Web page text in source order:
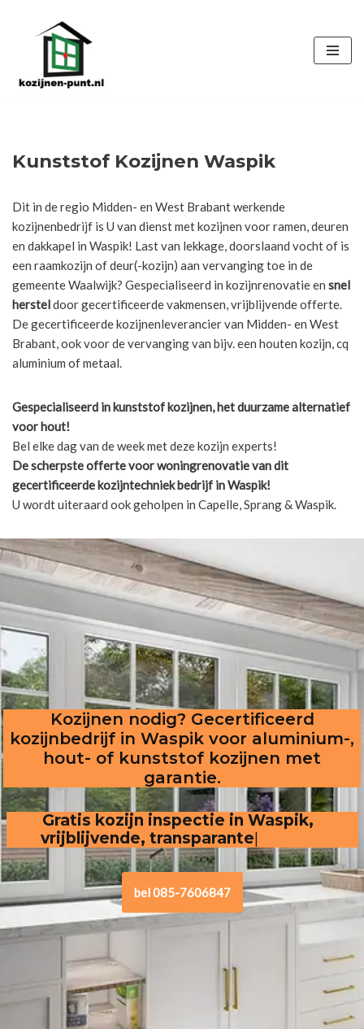
de
Kunststof Kozijnen Waspik
Dit in de regio Midden- en West Brabant werkende
kozijnenbedrijf is U van dienst met kozijnen voor ramen, deuren
en dakkapel in Waspik! Last van lekkage, doorslaand vocht of is
een raamkozijn of deur(-kozijn) aan vervanging toe in de
gemeente Waalwijk? Gespecialiseerd in kozijnrenovatie en snel
hersteldoor gecertificeerde vakmensen, vrijblijvende offerte.
De gecertificeerde kozijnenleverancier van Midden- en West
Brabant, ook voor de vervanging van bijv. een houten kozijn, cq
aluminium of metaal.
Gespecialiseerd in kunststof kozijnen, het duurzame alternatief
voor hout!
Bel elke dag van de week met deze kozijn experts!
De scherpsteofferte voor woningrenovatie van dit
gecertificeerde kozijntechniek bedrijf in Waspik!
U wordt uiteraard ook geholpen in Capelle, Sprang & Waspik.
Kozijnen nodig? Gecertificeerd
kozijnbedrijf in Waspik voor aluminium-,
hout- of kunststof kozijnen met
garantie.
Gratis kozijn inspectie in Waspik,
vrijblijvende, transparante offerte
bel 085-7606847